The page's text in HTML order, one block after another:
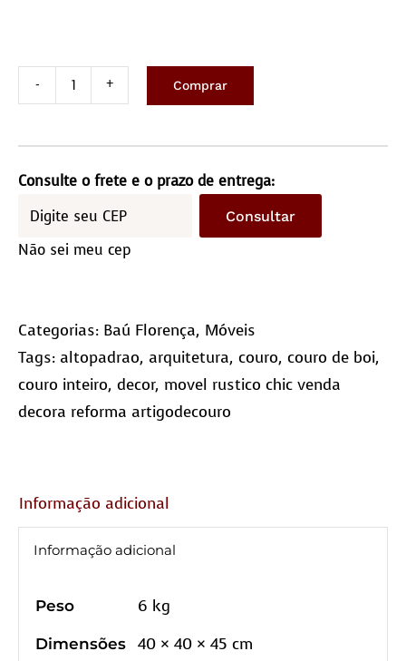
quantidade
Comprar
Consulte o frete e o prazo de entrega:
Consultar
Não sei meu cep
Categorias: Baú Florença, Móveis
Tags: altopadrao, arquitetura, couro, couro de boi,
couro inteiro, decor, movel rustico chic venda
decora reforma artigodecouro
Informação adicional
Informação adicional
Peso 6 kg
Dimensões 40 × 40 × 45 cm